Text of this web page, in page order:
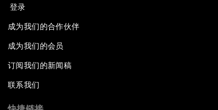
登录
成为我们的合作伙伴
成为我们的会员
订阅我们的新闻稿
联系我们